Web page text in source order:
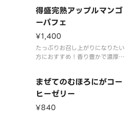
れの素材のおいしさが引き立つパ
フェです。
得盛完熟アップルマンゴ
ーパフェ
¥1,400
たっぶりお召し上がりになりたい
方におすすめ！香り豊かで濃厚な
まぜてのむほろにがコー
ヒーゼリー
¥840